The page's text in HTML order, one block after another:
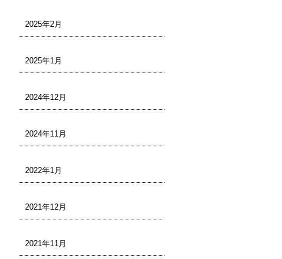
2025年2月
2025年1月
2024年12月
2024年11月
2022年1月
2021年12月
2021年11月